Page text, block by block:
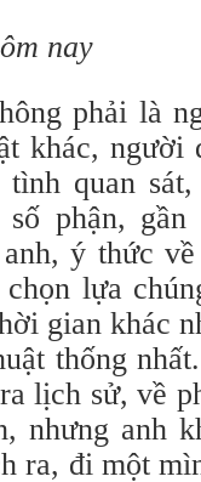
nay
phải là
khác,
quan
phận,
ý thức
lựa
gian khác
thống
lịch sử, về
nhưng anh
ra, đi một